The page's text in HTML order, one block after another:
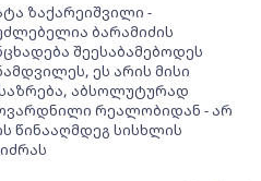
ზაქარეიშვილი -
ბარამიძის
შეესაბამებოდეს
ეს არის მისი
აბსოლუტურად
რეალობიდან - არ
წინააღმდეგ სისხლის